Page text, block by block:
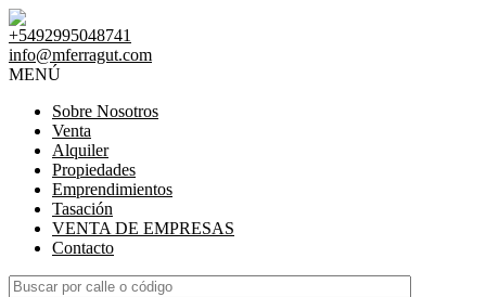
+5492995048741
info@mferragut.com
MENÚ
Sobre Nosotros
Venta
Alquiler
Propiedades
Emprendimientos
Tasación
VENTA DE EMPRESAS
Contacto